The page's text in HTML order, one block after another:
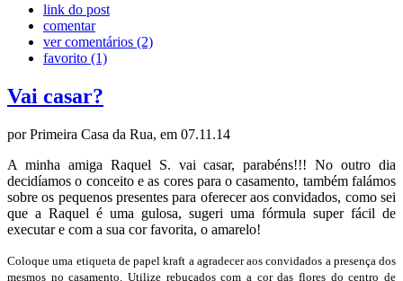
link do post
comentar
ver comentários (2)
favorito (1)
Vai casar?
por Primeira Casa da Rua, em 07.11.14
A minha amiga Raquel S. vai casar, parabéns!!! No outro dia
decidíamos o conceito e as cores para o casamento, também falámos
sobre os pequenos presentes para oferecer aos convidados, como sei
que a Raquel é uma gulosa, sugeri uma fórmula super fácil de
executar e com a sua cor favorita, o amarelo!
Coloque uma etiqueta de papel kraft a agradecer aos convidados a presença dos
mesmos no casamento. Utilize rebuçados com a cor das flores do centro de